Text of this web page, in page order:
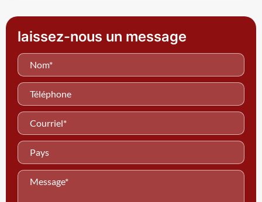
laissez-nous un message